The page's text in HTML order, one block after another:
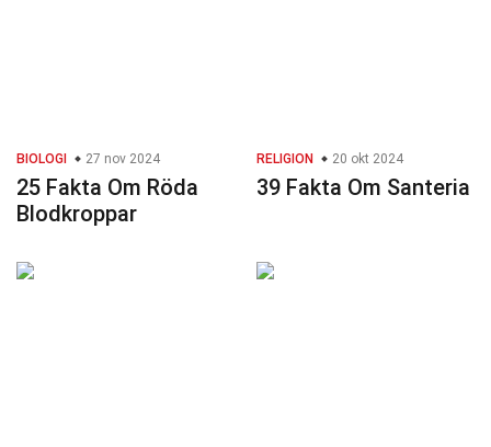
BIOLOGI 27 nov 2024
25 Fakta Om Röda
Blodkroppar
RELIGION 20 okt 2024
39 Fakta Om Santeria